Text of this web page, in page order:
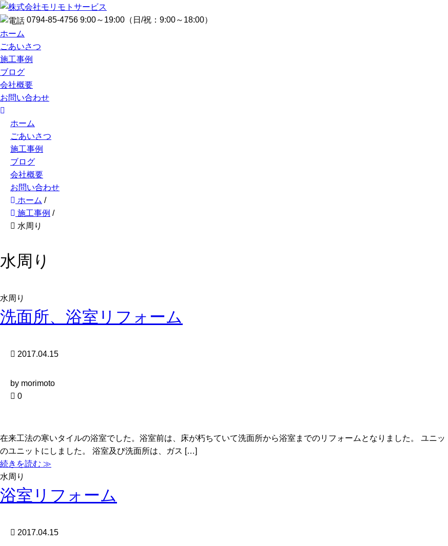
0794-85-4756 9:00～19:00 （日/祝：9:00～18:00）
ホーム
ごあいさつ
施工事例
ブログ
会社概要
お問い合わせ
ホーム
ごあいさつ
施工事例
ブログ
会社概要
お問い合わせ
ホーム /
施工事例 /
水周り
水周り
水周り
洗面所、浴室リフォーム
2017.04.15
by morimoto
0
在来工法の寒いタイルの浴室でした。浴室前は、床が朽ちていて洗面所から浴室までのリフォームとなりました。 ユニ
のユニットにしました。 浴室及び洗面所は、ガス […]
続きを読む ≫
水周り
浴室リフォーム
2017.04.15